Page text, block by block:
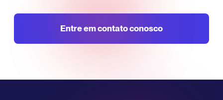
Entre em contato conosco